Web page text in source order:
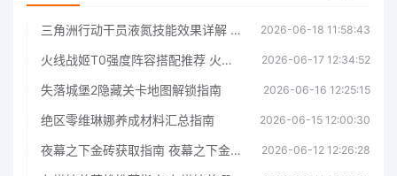
三角洲行动干员液氮技能效果详解 三角洲行动干员液氮技能介绍 2026-06-18 11:58:43
火线战姬T0强度阵容搭配推荐 火线战姬T0强度阵容哪个好 2026-06-17 12:34:52
失落城堡2隐藏关卡地图解锁指南 2026-06-16 12:25:15
绝区零维琳娜养成材料汇总指南 2026-06-15 12:00:30
夜幕之下金砖获取指南 夜幕之下金砖获取方法 2026-06-12 12:26:28